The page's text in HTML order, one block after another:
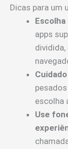
Dicas para um
apps
escolha
Use